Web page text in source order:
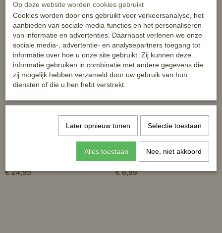
Ook interessant
Horka Bustrens RVS 12.5cm -
€ 24,95 € 6,99
Op deze website worden cookies gebruikt
Cookies worden door ons gebruikt voor verkeersanalyse, het
aanbieden van sociale media-functies en het personaliseren
van informatie en advertenties. Daarnaast verlenen we onze
sociale media-, advertentie- en analysepartners toegang tot
informatie over hoe u onze site gebruikt. Zij kunnen deze
informatie gebruiken in combinatie met andere gegevens die
zij mogelijk hebben verzameld door uw gebruik van hun
diensten of die u hen hebt verstrekt.
Later opnieuw tonen Selectie toestaan
Alles toestaan Nee, niet akkoord